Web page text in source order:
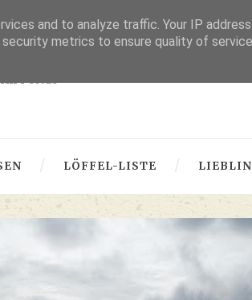
eyes
LÖFFEL-LISTE
and to analyze traffic. Your IP
metrics to ensure quality of